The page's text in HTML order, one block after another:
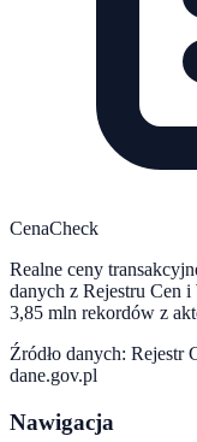
CenaCheck
Realne ceny
danych z Rejestru Cen
3,85 mln rekordów z
Źródło danych: Rejestr
dane.gov.pl
Nawigacja